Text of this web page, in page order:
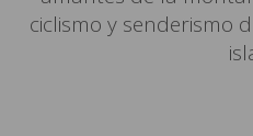
ciclismo y senderismo